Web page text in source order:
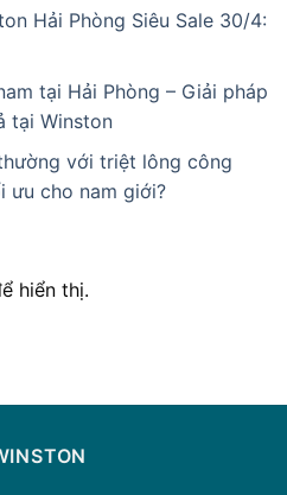
Hải Phòng Siêu Sale 30/4:
tại Hải Phòng – Giải pháp
tại Winston
với triệt lông công
ưu cho nam giới?
hiển thị.